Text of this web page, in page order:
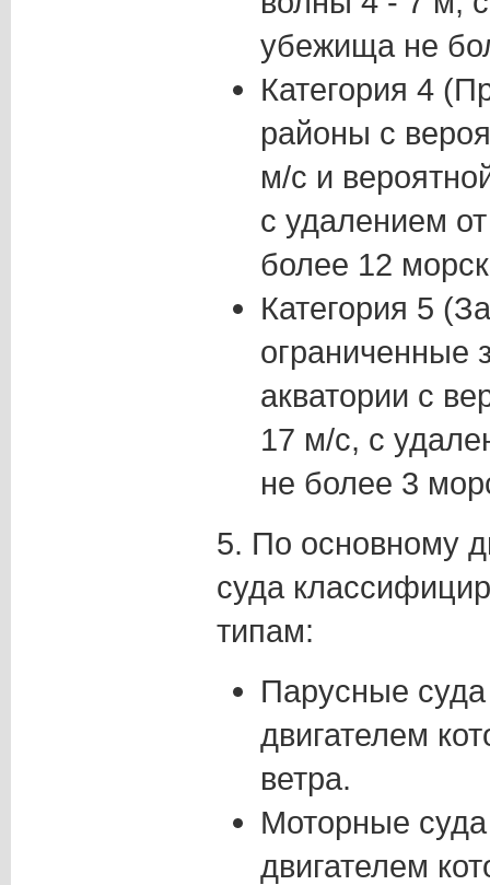
убежища не
Категория 4
районы с
м/с и
с удалением
более 12
Категория 5
ограниченные
акватории с
17 м/с, с
не более 3
5. По основному
суда
типам:
Парусные
двигателем
ветра.
Моторные
двигателем